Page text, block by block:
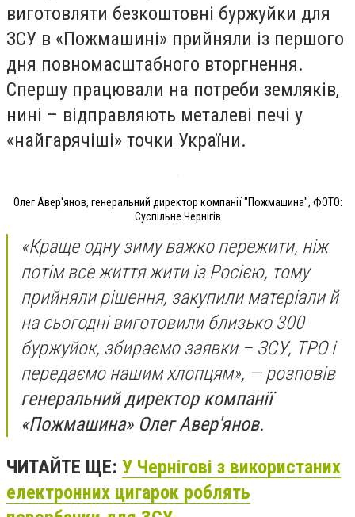
виготовляти безкоштовні буржуйки для
ЗСУ в «Пожмашині» прийняли із першого
дня повномасштабного вторгнення.
Спершу працювали на потреби земляків,
нині – відправляють металеві печі у
«найгарячіші» точки України.
Олег Авер'янов, генеральний директор компанії "Пожмашина", ФОТО:
Суспільне Чернігів
«Краще одну зиму важко пережити, ніж
потім все життя жити із Росією, тому
прийняли рішення, закупили матеріали й
на сьогодні виготовили близько 300
буржуйок, збираємо заявки – ЗСУ, ТРО і
передаємо нашим хлопцям», — розповів
генеральний директор компанії
«Пожмашина» Олег Авер'янов.
ЧИТАЙТЕ ЩЕ: У Чернігові з використаних
електронних цигарок роблять